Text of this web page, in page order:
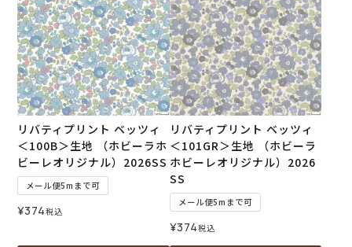
リバティプリント ベッツィ
＜100B＞生地 （ホビーラホ
ビーレオリジナル）2026SS
メール便5mまで可
¥374税込
リバティプリント ベッツィ
＜101GR＞生地 （ホビーラ
ホビーレオリジナル）2026
SS
メール便5mまで可
¥374税込